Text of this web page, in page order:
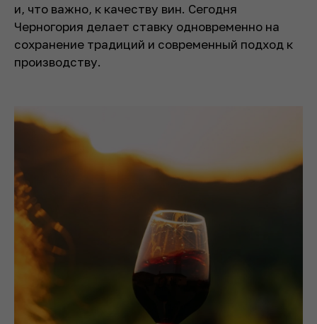
и, что важно, к качеству вин. Сегодня
Черногория делает ставку одновременно на
сохранение традиций и современный подход к
производству.